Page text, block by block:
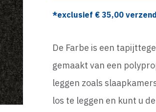
*exclusief €35,00
De Farbe is een
gemaakt van een
leggen zoals
los te leggen en kunt u